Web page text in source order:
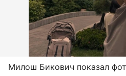
Милош Бикович показал